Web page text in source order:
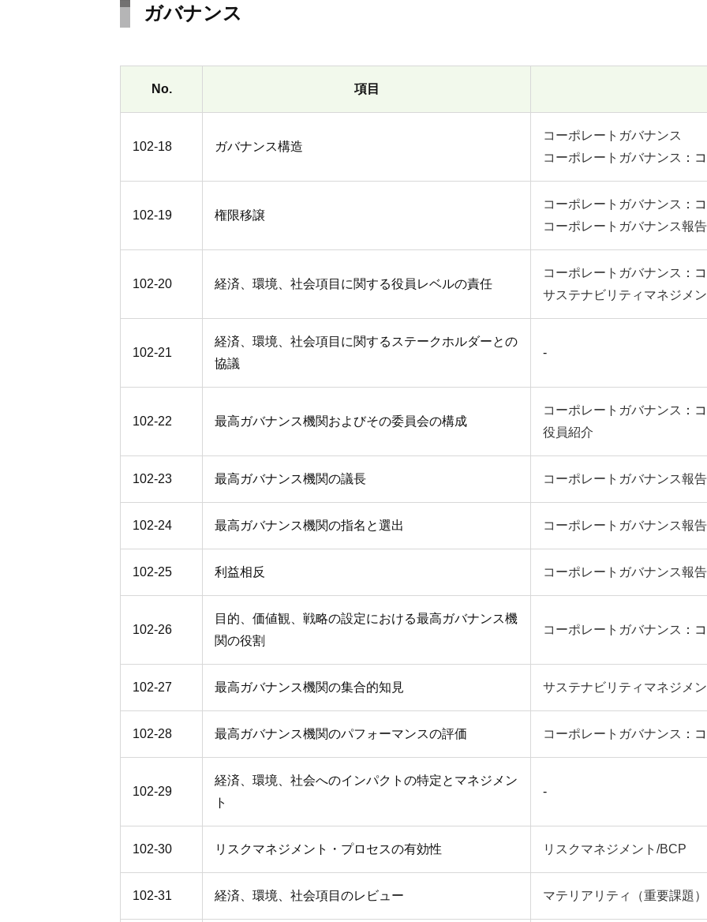
ガバナンス
No. 項目
102-18 ガバナンス構造
コーポレートガバナンス
コーポレートガバナンス ：
102-19 権限移譲
コーポレートガバナンス ：
コーポレートガバナンス報
102-20 経済、環境、社会項目に関する役員レベルの責任
コーポレートガバナンス ：
サステナビリティマネジメ
102-21
経済、環境、社会項目に関するステークホルダーとの
協議
-
102-22 最高ガバナンス機関およびその委員会の構成
コーポレートガバナンス ：
役員紹介
102-23 最高ガバナンス機関の議長 コーポレートガバナンス報
102-24 最高ガバナンス機関の指名と選出 コーポレートガバナンス報
102-25 利益相反 コーポレートガバナンス報
102-26
目的、価値観、戦略の設定における最高ガバナンス機
関の役割
コーポレートガバナンス ：
102-27 最高ガバナンス機関の集合的知見 サステナビリティマネジメ
102-28 最高ガバナンス機関のパフォーマンスの評価 コーポレートガバナンス ：
102-29
経済、環境、社会へのインパクトの特定とマネジメン
ト
-
102-30 リスクマネジメント・プロセスの有効性 リスクマネジメント/BCP
102-31 経済、環境、社会項目のレビュー マテリアリティ（重要課題）